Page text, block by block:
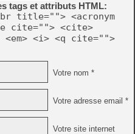
tags et attributs HTML:
title=""> <acronym
cite=""> <cite>
<em> <i> <q cite="">
Votre nom *
Votre adresse email *
Votre site internet